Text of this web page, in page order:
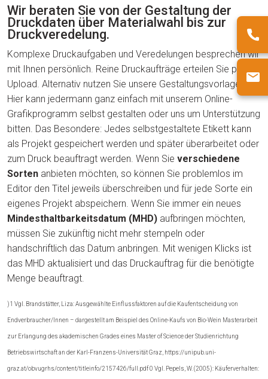
Wir beraten Sie von der Gestaltung der
Druckdaten über Materialwahl bis zur
Druckveredelung.
Komplexe Druckaufgaben und Veredelungen besprechen wir
mit Ihnen persönlich. Reine Druckaufträge erteilen Sie per
Upload. Alternativ nutzen Sie unsere Gestaltungsvorlagen.
Hier kann jedermann ganz einfach mit unserem Online-
Grafikprogramm selbst gestalten oder uns um Unterstützung
bitten. Das Besondere: Jedes selbstgestaltete Etikett kann
als Projekt gespeichert werden und später überarbeitet oder
zum Druck beauftragt werden. Wenn Sie verschiedene
Sorten anbieten möchten, so können Sie problemlos im
Editor den Titel jeweils überschreiben und für jede Sorte ein
eigenes Projekt abspeichern. Wenn Sie immer ein neues
Mindesthaltbarkeitsdatum (MHD) aufbringen möchten,
müssen Sie zukünftig nicht mehr stempeln oder
handschriftlich das Datum anbringen. Mit wenigen Klicks ist
das MHD aktualisiert und das Druckauftrag für die benötigte
Menge beauftragt.
)1 Vgl. Brandstätter, Liza: Ausgewählte Einflussfaktoren auf die Kaufentscheidung von
Endverbraucher/Innen – dargestellt am Beispiel des Online-Kaufs von Bio-Wein Masterarbeit
zur Erlangung des akademischen Grades eines Master of Science der Studienrichtung
Betriebswirtschaft an der Karl-Franzens-Universität Graz, https://unipub.uni-
graz.at/obvugrhs/content/titleinfo/2157426/full.pdf 0 Vgl. Pepels, W. (2005): Käuferverhalten: